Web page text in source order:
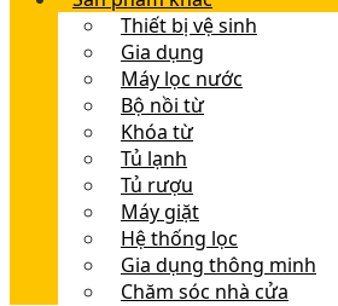
Thiết bị vệ sinh
Gia dụng
Máy lọc nước
Bộ nồi từ
Khóa từ
Tủ lạnh
Tủ rượu
Máy giặt
Hệ thống lọc
Gia dụng thông minh
Chăm sóc nhà cửa